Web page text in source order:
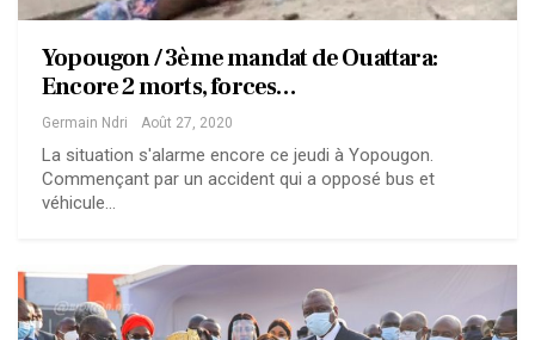
Yopougon / 3ème mandat de Ouattara:
Encore 2 morts, forces…
Germain Ndri Août 27, 2020
La situation s'alarme encore ce jeudi à Yopougon.
Commençant par un accident qui a opposé bus et
véhicule…